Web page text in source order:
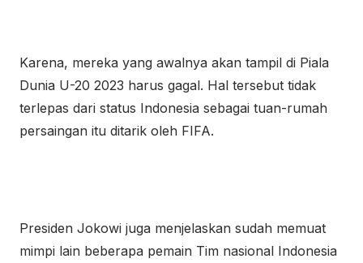
Karena, mereka yang awalnya akan tampil di Piala
Dunia U-20 2023 harus gagal. Hal tersebut tidak
terlepas dari status Indonesia sebagai tuan-rumah
persaingan itu ditarik oleh FIFA.
Presiden Jokowi juga menjelaskan sudah memuat
mimpi lain beberapa pemain Tim nasional Indonesia